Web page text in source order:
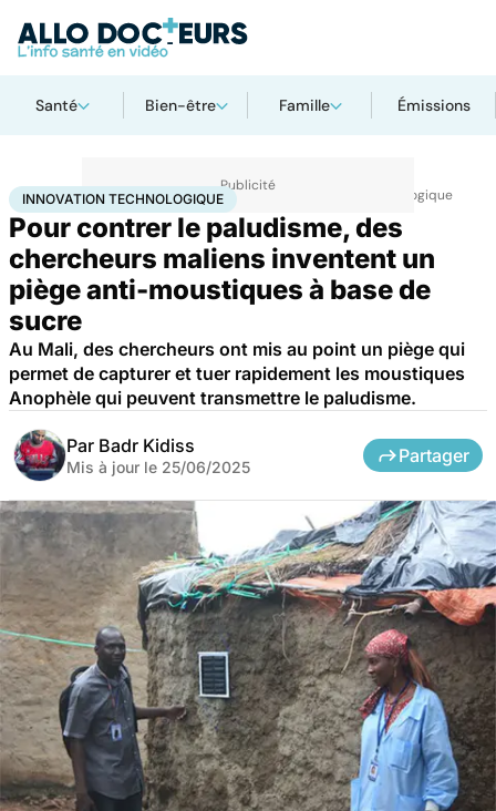
Santé Bien-être Famille Émissions
AccueilSantéMaladiesMaladies infectieuses Innovation technologique
INNOVATION TECHNOLOGIQUE
Pour contrer le paludisme, des
chercheurs maliens inventent un
piège anti-moustiques à base de
sucre
Au Mali, des chercheurs ont mis au point un piège qui
permet de capturer et tuer rapidement les moustiques
Anophèle qui peuvent transmettre le paludisme.
Par Badr Kidiss
Mis à jour le 25/06/2025
Partager